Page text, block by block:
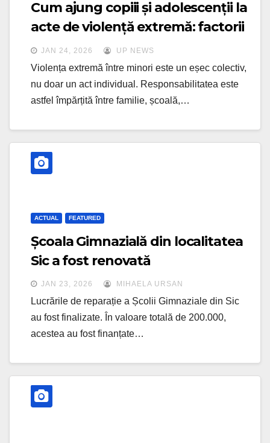
Cum ajung copiii și adolescenții la
acte de violență extremă: factorii
declanșatori și semnele văzute
prea târziu
JAN 24, 2026 UP NEWS
Violența extremă între minori este un eșec colectiv,
nu doar un act individual. Responsabilitatea este
astfel împărțită între familie, școală,…
ACTUAL FEATURED
Școala Gimnazială din localitatea
Sic a fost renovată
JAN 23, 2026 MIHAELA URSAN
Lucrările de reparație a Școlii Gimnaziale din Sic
au fost finalizate. În valoare totală de 200.000,
acestea au fost finanțate…